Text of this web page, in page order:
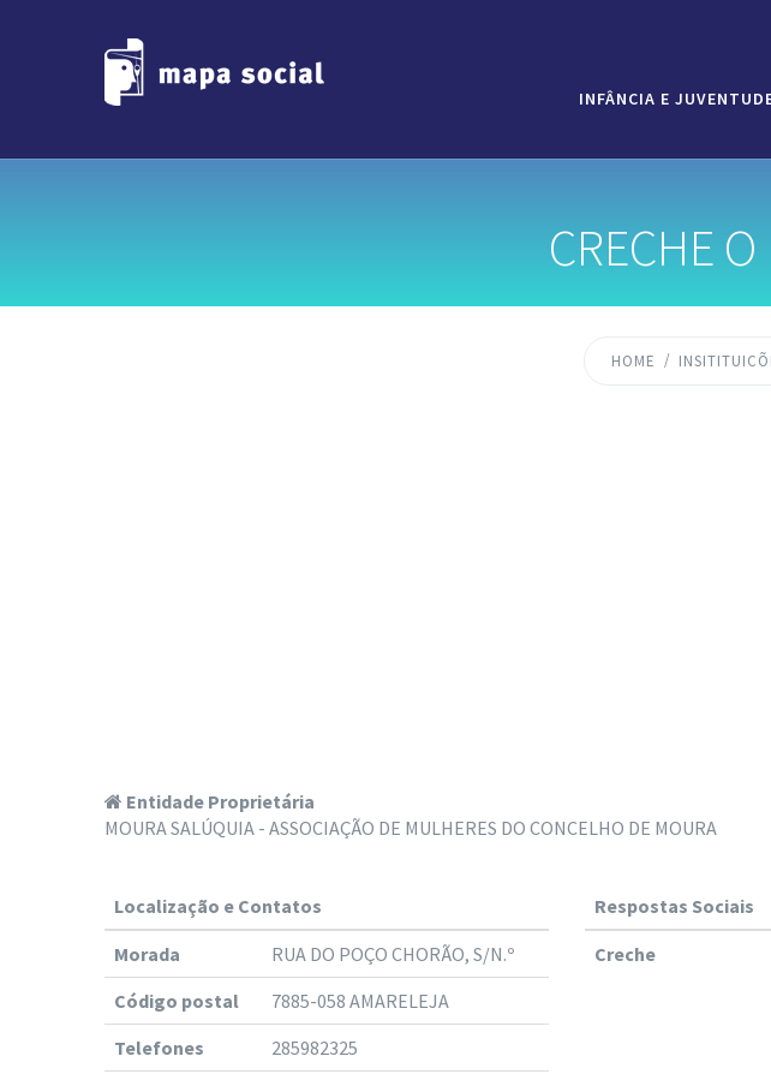
INFÂNCIA E
CRECHE
HOME
Entidade Proprietária
MOURA SALÚQUIA - ASSOCIAÇÃO DE MULHERES DO CONCELHO DE MOURA
Localização e Contatos
Morada
RUA DO POÇO CHORÃO, S/N.º
Código postal
7885-058 AMARELEJA
Telefones
285982325
Respostas Sociais
Creche